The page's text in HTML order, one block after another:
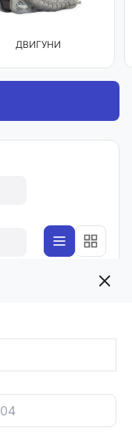
ДВИГУНИ
-